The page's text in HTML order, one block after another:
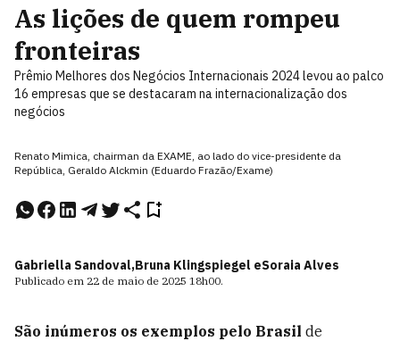
As lições de quem rompeu
fronteiras
Prêmio Melhores dos Negócios Internacionais 2024 levou ao palco
16 empresas que se destacaram na internacionalização dos
negócios
Renato Mimica, chairman da EXAME, ao lado do vice-presidente da
República, Geraldo Alckmin (Eduardo Frazão/Exame)
Gabriella Sandoval,Bruna Klingspiegel eSoraia Alves
Publicado em 22 de maio de 2025 18h00.
São inúmeros os exemplos pelo Brasil de